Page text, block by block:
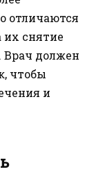
отличаются
их снятие
должен
чтобы
и